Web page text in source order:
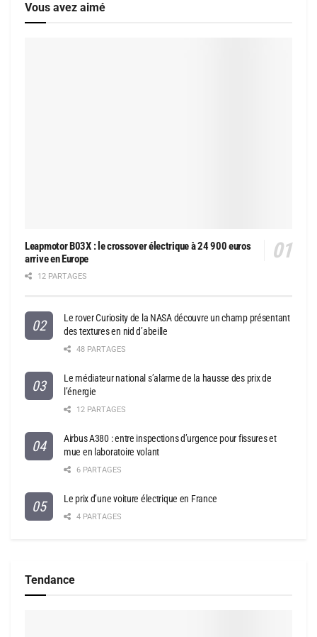
Vous avez aimé
Leapmotor B03X : le crossover électrique à 24 900 euros
arrive en Europe
12 PARTAGES
Le rover Curiosity de la NASA découvre un champ présentant
des textures en nid d’abeille
48 PARTAGES
Le médiateur national s’alarme de la hausse des prix de
l’énergie
12 PARTAGES
Airbus A380 : entre inspections d’urgence pour fissures et
mue en laboratoire volant
6 PARTAGES
Le prix d’une voiture électrique en France
4 PARTAGES
Tendance